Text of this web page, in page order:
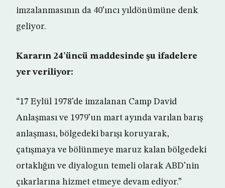
imzalanmasının da 40’ıncı yıldönümüne denk
geliyor.
Kararın 24’üncü maddesinde şu ifadelere
yer veriliyor:
“17 Eylül 1978’de imzalanan Camp David
Anlaşması ve 1979’un mart ayında varılan barış
anlaşması, bölgedeki barışı koruyarak,
çatışmaya ve bölünmeye maruz kalan bölgedeki
ortaklığın ve diyalogun temeli olarak ABD’nin
çıkarlarına hizmet etmeye devam ediyor.”